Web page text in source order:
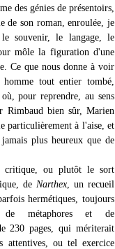
des génies de présentoirs,
de son roman, enroulée, je
souvenir, le langage, le
môle la figuration d'une
Ce que nous donne à voir
tout entier tombé,
pour reprendre, au sens
Rimbaud bien sûr, Marien
particulièrement à l'aise, et
plus heureux que de
critique, ou plutôt le sort
de Narthex , un recueil
hermétiques, toujours
de métaphores et de
230 pages, qui mériterait
attentives, ou tel exercice